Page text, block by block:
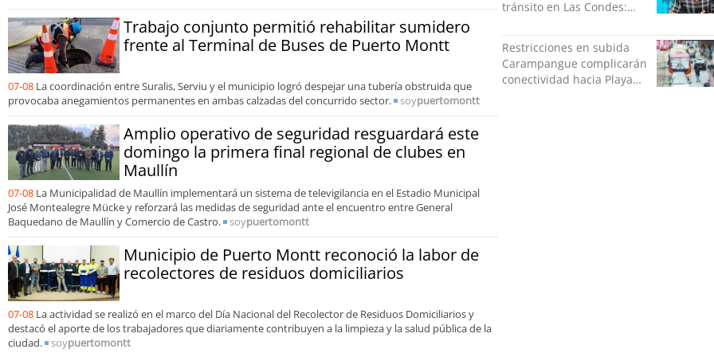
Trabajo conjunto permitió rehabilitar sumidero
frente al Terminal de Buses de Puerto Montt
07-08 La coordinación entre Suralis, Serviu y el municipio logró despejar una tubería obstruida que
provocaba anegamientos permanentes en ambas calzadas del concurrido sector.
soypuertomontt
Amplio operativo de seguridad resguardará este
domingo la primera final regional de clubes en
Maullín
07-08 La Municipalidad de Maullín implementará un sistema de televigilancia en el Estadio Municipal
José Montealegre Mücke y reforzará las medidas de seguridad ante el encuentro entre General
Baquedano de Maullín y Comercio de Castro.
soypuertomontt
Municipio de Puerto Montt reconoció la labor de
recolectores de residuos domiciliarios
07-08 La actividad se realizó en el marco del Día Nacional del Recolector de Residuos Domiciliarios y
destacó el aporte de los trabajadores que diariamente contribuyen a la limpieza y la salud pública de la
ciudad.
soypuertomontt
tránsito en Las Condes:
motociclista
Restricciones en subida
Carampangue complicarán
conectividad hacia Playa